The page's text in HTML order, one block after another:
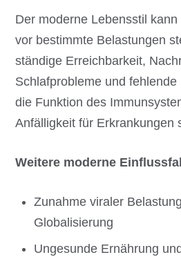
Der moderne Lebensstil
vor bestimmte Belastungen
ständige Erreichbarkeit,
Schlafprobleme und
die Funktion des
Anfälligkeit für Erkrankungen
Weitere moderne
Zunahme viraler
Globalisierung
Ungesunde Ernährung